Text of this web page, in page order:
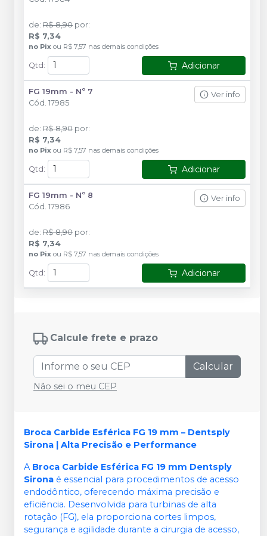
de: R$ 8,90 por:
R$ 7,34
no Pix ou R$ 7,57 nas demais condições
Qtd : Adicionar
FG 19mm - Nº 7
Cód. 17985
Ver info
de: R$ 8,90 por:
R$ 7,34
no Pix ou R$ 7,57 nas demais condições
Qtd : Adicionar
FG 19mm - Nº 8
Cód. 17986
Ver info
de: R$ 8,90 por:
R$ 7,34
no Pix ou R$ 7,57 nas demais condições
Qtd : Adicionar
Calcule frete e prazo
Calcular
Não sei o meu CEP
Broca Carbide Esférica FG 19 mm – Dentsply
Sirona | Alta Precisão e Performance
A Broca Carbide Esférica FG 19 mm Dentsply
Sirona é essencial para procedimentos de acesso
endodôntico, oferecendo máxima precisão e
eficiência. Desenvolvida para turbinas de alta
rotação (FG), ela proporciona cortes limpos,
segurança e agilidade durante a cirurgia de acesso,